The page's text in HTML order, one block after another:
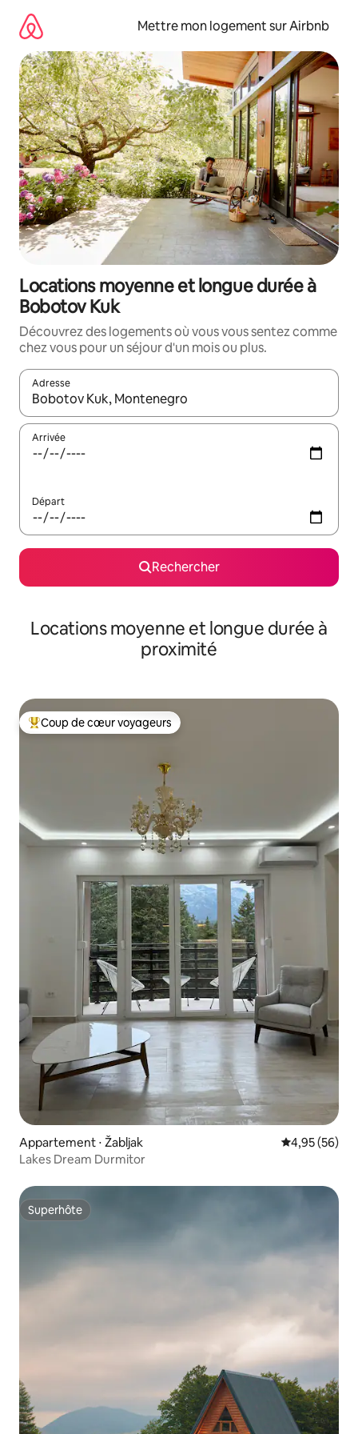
directement
contenu
Mettre mon logement sur Airbnb
Locations moyenne et longue durée à
Bobotov Kuk
Découvrez des logements où vous vous sentez comme
chez vous pour un séjour d'un mois ou plus.
Adresse
Lorsque les résultats s'affichent, utilisez les flèches vers le
Arrivée
Départ
Rechercher
Locations moyenne et longue durée à
proximité
Coups de cœur voyageurs les plus appréciés
Coup de cœur voyageurs
Appartement ⋅ Žabljak Évaluation
4,95 (56)
Lakes Dream Durmitor
Superhôte
Superhôte